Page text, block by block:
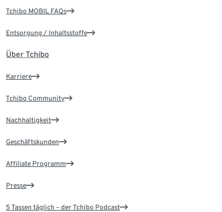
Tchibo MOBIL FAQs
Entsorgung / Inhaltsstoffe
Über Tchibo
Karriere
Tchibo Community
Nachhaltigkeit
Geschäftskunden
Affiliate Programm
Presse
5 Tassen täglich – der Tchibo Podcast